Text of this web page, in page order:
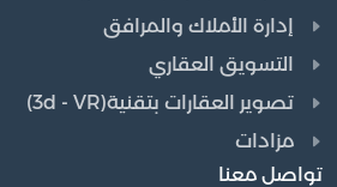
إدارة الأملاك والمرافق
التسويق العقاري
تصوير العقارات بتقنية(3d - VR)
مزادات
تواصل معنا